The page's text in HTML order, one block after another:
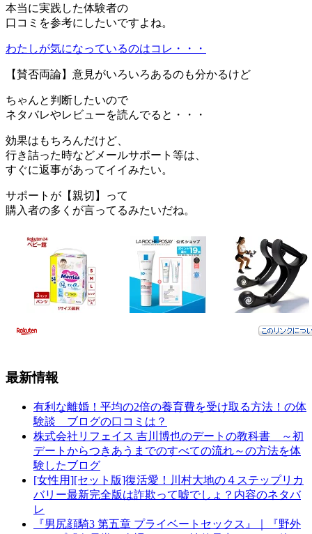
本当に実践した体験者の
口コミを参考にしたいですよね。
わたしが気になっているのはコレ・・・
【賛否両論】意見がいろいろあるのも分かるけど
ちゃんと判断したいので
ネタバレやレビューを読んでると・・・
効果はもちろんだけど、
行き詰った時などメールサポート等は、
すぐに返事があってイイみたい。
サポートが【親切】って
購入者の多くが言ってるみたいだね。
最新情報
有利な離婚！平均の2倍の養育費を受け取る方法！の体
験談 ブログの口コミは？
株式会社リフェイス 吉川博也のデートの教科書 ～初
デートからつきあうまでのすべての流れ～の方法を体
験したブログ
[女性用][セット版]復活愛！川村大地の４ステップリカ
バリー最新完全版は詐欺って嘘でしょ？内容のネタバ
レ
『男尻顔騎3 第五章 プライベートセックス』｜『野外